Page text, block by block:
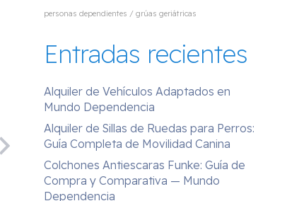
personas dependientes / grúas geriátricas
Entradas recientes
Alquiler de Vehículos Adaptados en
Mundo Dependencia
Alquiler de Sillas de Ruedas para Perros:
Guía Completa de Movilidad Canina
Colchones Antiescaras Funke: Guía de
Compra y Comparativa — Mundo
Dependencia